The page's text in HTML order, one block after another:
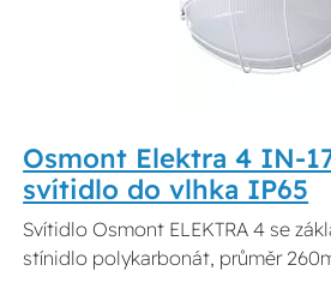
Osmont Elektra 4 IN-
svítidlo do vlhka IP65
Svítidlo Osmont ELEKTRA 4 se
stínidlo polykarbonát, průměr